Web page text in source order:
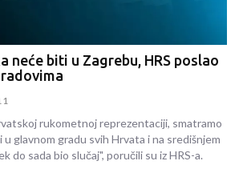
neće biti u Zagrebu, HRS poslao
rukometnoj reprezentaciji, smatramo
glavnom gradu svih Hrvata i na središnjem
do sada bio slučaj", poručili su iz HRS-a.